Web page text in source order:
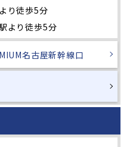
り徒歩5分
より徒歩5分
名古屋新幹線口